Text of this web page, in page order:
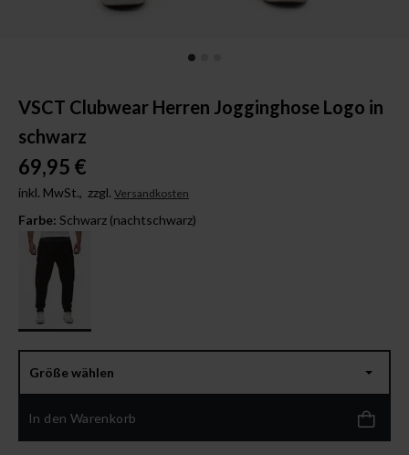
VSCT Clubwear Herren Jogginghose Logo in
schwarz
69,95 €
inkl. MwSt., zzgl. Versandkosten
Farbe: Schwarz (nachtschwarz)
Größe wählen
In den Warenkorb